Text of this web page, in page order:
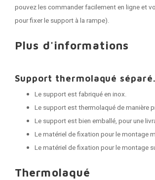
pouvez les commander facilement en ligne et
pour fixer le support à la rampe).
Plus d'informations
Support thermolaqué séparé.
Le support est fabriqué en inox.
Le support est thermolaqué de manière
Le support est bien emballé, pour une
Le matériel de fixation pour le montage
Le matériel de fixation pour le montage
Thermolaqué